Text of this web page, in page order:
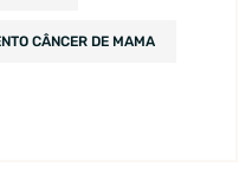
CÂNCER DE MAMA